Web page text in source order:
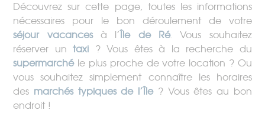
Découvrez sur cette page, toutes les informations
nécessaires pour le bon déroulement de votre
séjour vacancesà l’Île de Ré. Vous souhaitez
réserver untaxi ? Vous êtes à la recherche du
supermarchéle plus proche de votre location ? Ou
vous souhaitez simplement connaître les horaires
des marchés typiques de l’Île? Vous êtes au bon
endroit !